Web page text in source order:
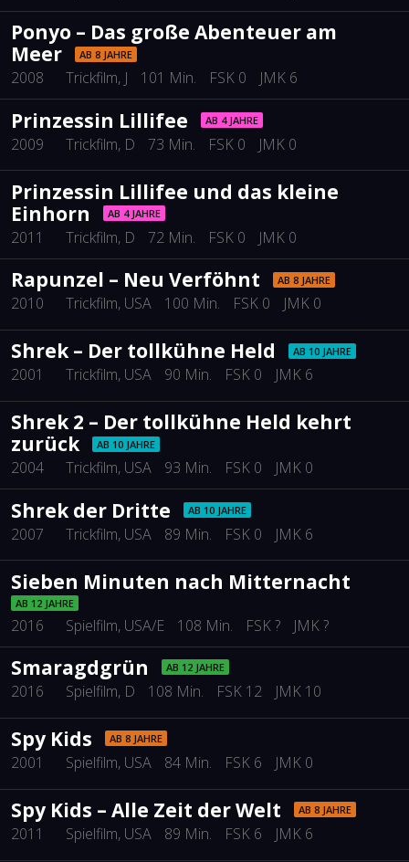
Ponyo – Das große Abenteuer am
Meer
AB 8 JAHRE
2008 Trickfilm, J 101 Min. FSK 0 JMK 6
Prinzessin Lillifee AB 4 JAHRE
2009 Trickfilm, D 73 Min. FSK 0 JMK 0
Prinzessin Lillifee und das kleine
Einhorn
AB 4 JAHRE
2011 Trickfilm, D 72 Min. FSK 0 JMK 0
Rapunzel – Neu Verföhnt AB 8 JAHRE
2010 Trickfilm, USA 100 Min. FSK 0 JMK 0
Shrek – Der tollkühne Held AB 10 JAHRE
2001 Trickfilm, USA 90 Min. FSK 0 JMK 6
Shrek 2 – Der tollkühne Held kehrt
zurück
AB 10 JAHRE
2004 Trickfilm, USA 93 Min. FSK 0 JMK 0
Shrek der Dritte AB 10 JAHRE
2007 Trickfilm, USA 89 Min. FSK 0 JMK 6
Sieben Minuten nach Mitternacht
AB 12 JAHRE
2016 Spielfilm, USA/E 108 Min. FSK ? JMK ?
Smaragdgrün AB 12 JAHRE
2016 Spielfilm, D 108 Min. FSK 12 JMK 10
Spy Kids AB 8 JAHRE
2001 Spielfilm, USA 84 Min. FSK 6 JMK 0
Spy Kids – Alle Zeit der Welt AB 8 JAHRE
2011 Spielfilm, USA 89 Min. FSK 6 JMK 6